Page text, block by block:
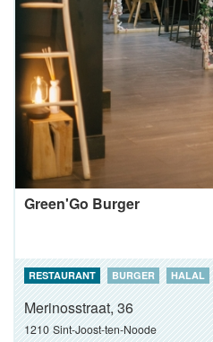
Green'Go Burger
RESTAURANT BURGER HALAL
Merinosstraat, 36
1210 Sint-Joost-ten-Noode